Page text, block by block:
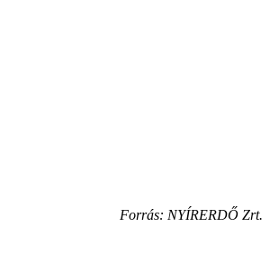
Forrás: NYÍRERDŐ Zrt.